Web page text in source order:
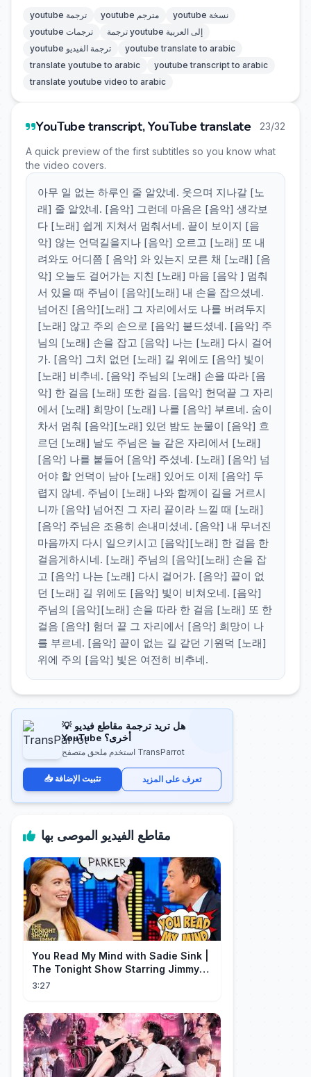
youtube ترجمة youtube مترجم
youtube نسخة
youtube ترجمات
ترجمة youtube إلى العربية
youtube ترجمة الفيديو
youtube translate to arabic
translate youtube to arabic
youtube transcript to arabic
translate youtube video to arabic
YouTube transcript, YouTube translate 23/32
A quick preview of the first subtitles so you know what
the video covers.
아무 일 없는 하루인 줄 알았네. 웃으며 지나갈 [노
래] 줄 알았네. [음악] 그런데 마음은 [음악] 생각보
다 [노래] 쉽게 지쳐서 멈춰서네. 끝이 보이지 [음
악] 않는 언덕길을지나 [음악] 오르고 [노래] 또 내
려와도 어디쯤 [ 음악] 와 있는지 모른 채 [노래] [음
악] 오늘도 걸어가는 지친 [노래] 마음 [음악 ] 멈춰
서 있을 때 주님이 [음악][노래] 내 손을 잡으셨네.
넘어진 [음악][노래] 그 자리에서도 나를 버려두지
[노래] 않고 주의 손으로 [음악] 붙드셨네. [음악] 주
님의 [노래] 손을 잡고 [음악] 나는 [노래] 다시 걸어
가. [음악] 그치 없던 [노래] 길 위에도 [음악] 빛이
[노래] 비추네. [음악] 주님의 [노래] 손을 따라 [음
악] 한 걸음 [노래] 또한 걸음. [음악] 헌덕끝 그 자리
에서 [노래] 희망이 [노래] 나를 [음악] 부르네. 숨이
차서 멈춰 [음악][노래] 있던 밤도 눈물이 [음악] 흐
르던 [노래] 날도 주님은 늘 같은 자리에서 [노래]
[음악] 나를 붙들어 [음악] 주셨네. [노래] [음악] 넘
어야 할 언덕이 남아 [노래] 있어도 이제 [음악] 두
렵지 않네. 주님이 [노래] 나와 함께이 길을 거르시
니까 [음악] 넘어진 그 자리 끝이라 느낄 때 [노래]
[음악] 주님은 조용히 손내미셨네. [음악] 내 무너진
마음까지 다시 일으키시고 [음악][노래] 한 걸음 한
걸음게하시네. [노래] 주님의 [음악][노래] 손을 잡
고 [음악] 나는 [노래] 다시 걸어가. [음악] 끝이 없
던 [노래] 길 위에도 [음악] 빛이 비쳐오네. [음악]
주님의 [음악][노래] 손을 따라 한 걸음 [노래] 또 한
걸음 [음악] 험더 끝 그 자리에서 [음악] 희망이 나
를 부르네. [음악] 끝이 없는 길 같던 기원덕 [노래]
위에 주의 [음악] 빛은 여전히 비추네.
💡 هل تريد ترجمة مقاطع فيديو
YouTube أخرى؟
استخدم ملحق متصفح TransParrot
📥 تثبيت الإضافة تعرف على المزيد
مقاطع الفيديو الموصى بها
You Read My Mind with Sadie Sink |
The Tonight Show Starring Jimmy
Fallon
3:27